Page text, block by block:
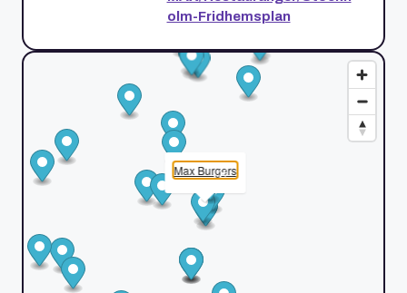
olm-Fridhemsplan
Max Burgers
×